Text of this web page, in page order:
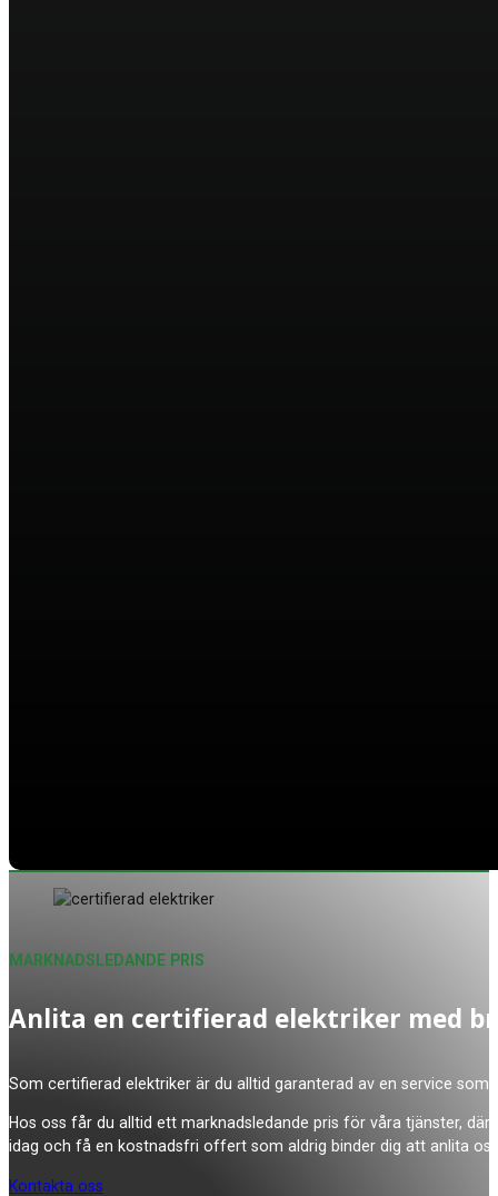
Anlita en certifierad elektriker med
Som certifierad elektriker är du alltid garanterad av en service
Hos oss får du alltid ett marknadsledande pris för våra tjänster,
idag och få en kostnadsfri offert som aldrig binder dig att anlita
MARKNADSLEDANDE PRIS
Kontakta oss